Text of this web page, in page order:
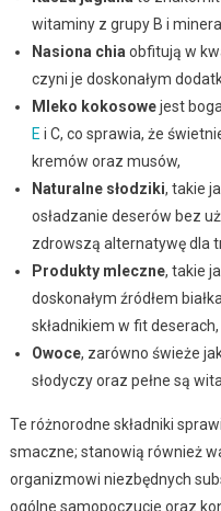
witaminy z grupy B i
Nasiona chia obfitują w
czyni je doskonałym
Mleko kokosowejest
E i C, co sprawia, że
kremów oraz musów,
Naturalne słodziki, takie
osładzanie deserów bez
zdrowszą alternatywę dla
Produkty mleczne, takie
doskonałym źródłem
składnikiem w fit deserach,
Owoce, zarówno świeże
słodyczy oraz pełne są
Te różnorodne składniki
smaczne; stanowią również
organizmowi niezbędnych
ogólne samopoczucie oraz